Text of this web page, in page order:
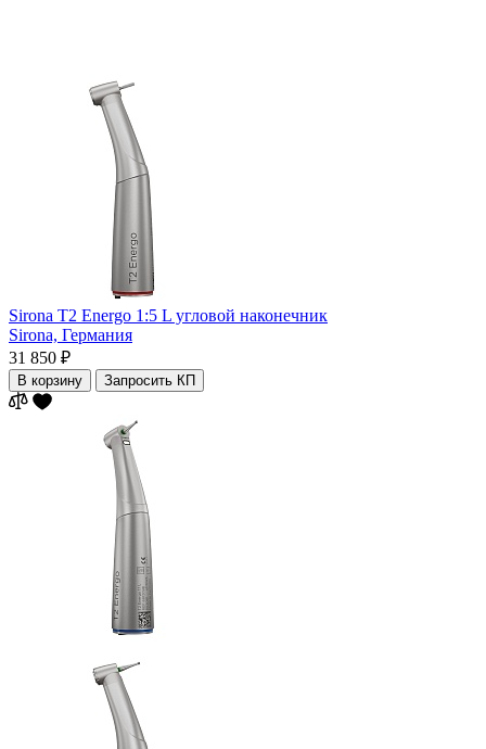
Sirona T2 Energo 1:5 L угловой наконечник
Sirona, Германия
31 850 ₽
В корзину Запросить КП